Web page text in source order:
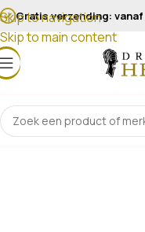
Skip to navigation
Skip to main content
Gratis verzending: vanaf